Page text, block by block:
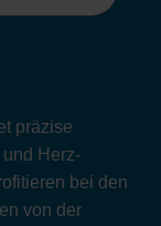
präzise
Herz-
bei den
von der